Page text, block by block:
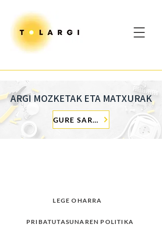
ARGI MOZKETAK ETA MATXURAK
GURE SAREARI BURUZKO INFORMAZIOA
LEGE OHARRA
PRIBATUTASUNAREN POLITIKA